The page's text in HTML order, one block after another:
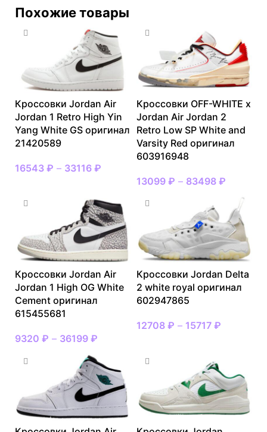
Похожие товары
Кроссовки Jordan Air
Jordan 1 Retro High Yin
Yang White GS оригинал
21420589
16543 ₽ – 33116 ₽
Кроссовки OFF-WHITE x
Jordan Air Jordan 2
Retro Low SP White and
Varsity Red оригинал
603916948
13099 ₽ – 83498 ₽
Кроссовки Jordan Air
Jordan 1 High OG White
Cement оригинал
615455681
9320 ₽ – 36199 ₽
Кроссовки Jordan Delta
2 white royal оригинал
602947865
12708 ₽ – 15717 ₽